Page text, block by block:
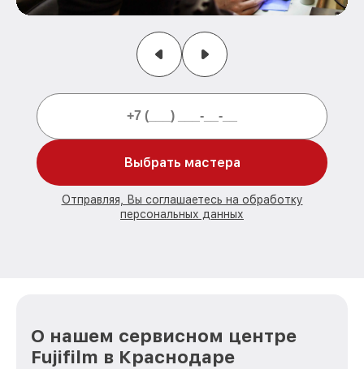
Выбрать мастера
Отправляя, Вы соглашаетесь на обработку
персональных данных
О нашем сервисном центре
Fujifilm в Краснодаре